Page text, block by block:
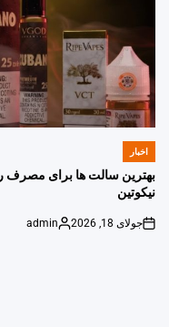
POSTED
اخبار
بهترین سالت ها برای مصرف
نیکوتین
on
جولای 18, 2026
Posted
admin